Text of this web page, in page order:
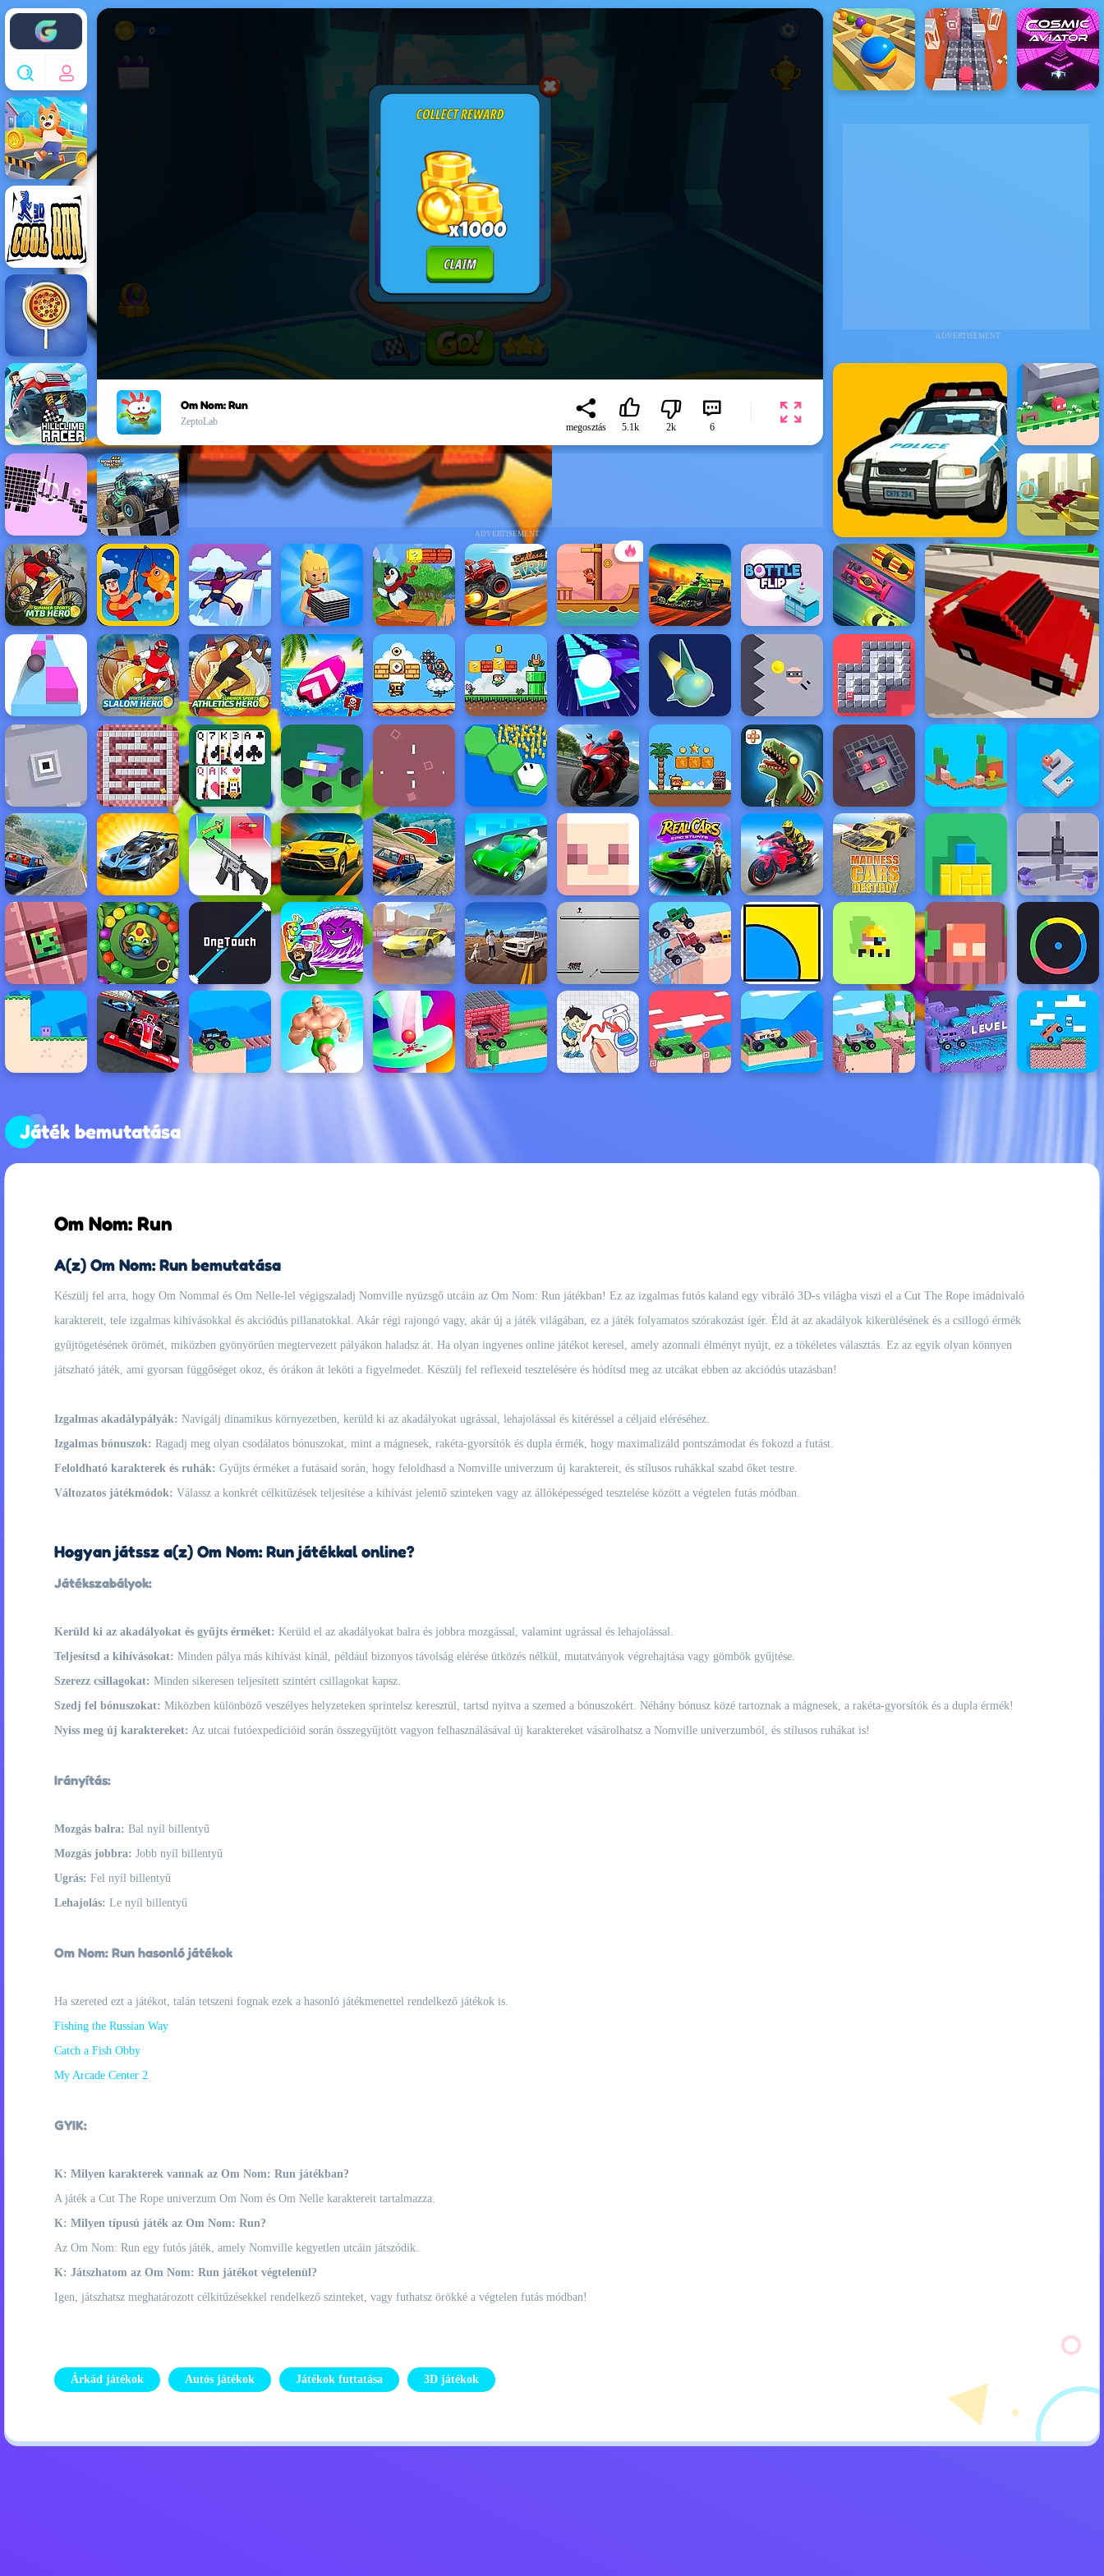
Enjoy4fun
ADVERTISEMENT
ADVERTISEMENT
Om Nom: Run
ZeptoLab
megosztás 5.1k 2k 6
Játék bemutatása
Om Nom: Run
A(z) Om Nom: Run bemutatása
Készülj fel arra, hogy Om Nommal és Om Nelle-lel végigszaladj Nomville nyüzsgő utcáin az Om Nom: Run játékban! Ez az izgalmas futós kaland egy vibráló 3D-s világba viszi el a Cut The Rope imádnivaló
karaktereit, tele izgalmas kihívásokkal és akciódús pillanatokkal. Akár régi rajongó vagy, akár új a játék világában, ez a játék folyamatos szórakozást ígér. Éld át az akadályok kikerülésének és a csillogó érmék
gyűjtögetésének örömét, miközben gyönyörűen megtervezett pályákon haladsz át. Ha olyan ingyenes online játékot keresel, amely azonnali élményt nyújt, ez a tökéletes választás. Ez az egyik olyan könnyen
játszható játék, ami gyorsan függőséget okoz, és órákon át leköti a figyelmedet. Készülj fel reflexeid tesztelésére és hódítsd meg az utcákat ebben az akciódús utazásban!
Izgalmas akadálypályák: Navigálj dinamikus környezetben, kerüld ki az akadályokat ugrással, lehajolással és kitéréssel a céljaid eléréséhez.
Izgalmas bónuszok: Ragadj meg olyan csodálatos bónuszokat, mint a mágnesek, rakéta-gyorsítók és dupla érmék, hogy maximalizáld pontszámodat és fokozd a futást.
Feloldható karakterek és ruhák: Gyűjts érméket a futásaid során, hogy feloldhasd a Nomville univerzum új karaktereit, és stílusos ruhákkal szabd őket testre.
Változatos játékmódok: Válassz a konkrét célkitűzések teljesítése a kihívást jelentő szinteken vagy az állóképességed tesztelése között a végtelen futás módban.
Hogyan játssz a(z) Om Nom: Run játékkal online?
Játékszabályok:
Kerüld ki az akadályokat és gyűjts érméket: Kerüld el az akadályokat balra és jobbra mozgással, valamint ugrással és lehajolással.
Teljesítsd a kihívásokat: Minden pálya más kihívást kínál, például bizonyos távolság elérése ütközés nélkül, mutatványok végrehajtása vagy gömbök gyűjtése.
Szerezz csillagokat: Minden sikeresen teljesített szintért csillagokat kapsz.
Szedj fel bónuszokat: Miközben különböző veszélyes helyzeteken sprintelsz keresztül, tartsd nyitva a szemed a bónuszokért. Néhány bónusz közé tartoznak a mágnesek, a rakéta-gyorsítók és a dupla érmék!
Nyiss meg új karaktereket: Az utcai futóexpedícióid során összegyűjtött vagyon felhasználásával új karaktereket vásárolhatsz a Nomville univerzumból, és stílusos ruhákat is!
Irányítás:
Mozgás balra: Bal nyíl billentyű
Mozgás jobbra: Jobb nyíl billentyű
Ugrás: Fel nyíl billentyű
Lehajolás: Le nyíl billentyű
Om Nom: Run hasonló játékok
Ha szereted ezt a játékot, talán tetszeni fognak ezek a hasonló játékmenettel rendelkező játékok is.
Fishing the Russian Way
Catch a Fish Obby
My Arcade Center 2
GYIK:
K: Milyen karakterek vannak az Om Nom: Run játékban?
A játék a Cut The Rope univerzum Om Nom és Om Nelle karaktereit tartalmazza.
K: Milyen típusú játék az Om Nom: Run?
Az Om Nom: Run egy futós játék, amely Nomville kegyetlen utcáin játszódik.
K: Játszhatom az Om Nom: Run játékot végtelenül?
Igen, játszhatsz meghatározott célkitűzésekkel rendelkező szinteket, vagy futhatsz örökké a végtelen futás módban!
Árkád játékok Autós játékok Játékok futtatása 3D játékok